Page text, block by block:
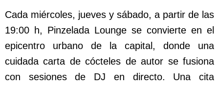
Cada miércoles, jueves y sábado, a partir de las
19:00 h, Pinzelada Lounge se convierte en el
epicentro urbano de la capital, donde una
cuidada carta de cócteles de autor se fusiona
con sesiones de DJ en directo. Una cita